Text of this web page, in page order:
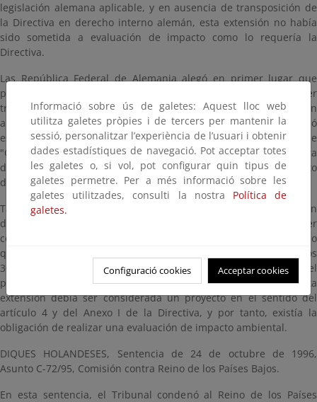
legislación alemana aplicable, y en ausencia de transposición de
la Directiva en derecho interno alemán, esta extensión no había
sido sometida a evaluación de impacto como lo requería la
Directiva.
Las República Federal de Alemania alegó en primer lugar que
podía aceptar que la Comisión la llevara al Tribunal por no haber
transpuesto la Directiva, pero no por no haberla aplicado en
ausencia de ley nacional de transposición. El Tribunal rechazó
este argumento y estimó además que la Comisión, en su papel de
"Guardiana de los Tratados" es competente por sí sola para
decidir si persigue o no a un Estado miembro por incumplimiento
de sus obligaciones también en casos concretos.
También alegó la República Federal de Alemania que la extensión
de un nuevo bloque de la central térmica existente no podía ser
considerada un nuevo proyecto. El Tribunal consideró que dado
que la potencia de la extensión era de 500 MW, por encima de los
300 MW que figuran en el Anexo I de la Directiva para someter el
proyecto a una evaluación de impacto obligatoriamente, esta
extensión debía ser considerada un proyecto en el sentido del
artículo 4 y del Anexo I de la Directiva, y por tanto, existía la
obligación de realizar una evaluación de impacto ambiental.
DIQUES HOLANDESES, Sentencia de 24 de octubre de 1996,
Asunto C-72/95, Comisión contra Reino de los Países Bajos.
En esta sentencia, el Tribunal condenó al Reino de los Países
Informació sobre ús de galetes: Aquest lloc web
utilitza galetes pròpies i de tercers per mantenir la
sessió, personalitzar l’experiència de l’usuari i obtenir
dades estadístiques de navegació. Pot acceptar totes
les galetes o, si vol, pot configurar quin tipus de
galetes permetre. Per a més informació sobre les
galetes utilitzades, consulti la nostra Política de
galetes.
Configuració cookies Acceptar cookies